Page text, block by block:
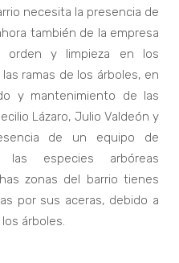
necesita la presencia de
también de la empresa
orden y limpieza en los
ramas de los árboles, en
y mantenimiento de las
Lázaro, Julio Valdeón y
de un equipo de
las especies arbóreas
zonas del barrio tienes
por sus aceras, debido a
árboles.